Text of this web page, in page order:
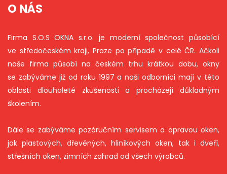
O NÁS
Firma S.O.S OKNA s.r.o. je moderní společnost působící
ve středočeském kraji, Praze po případě v celé ČR. Ačkoli
naše firma působí na českém trhu krátkou dobu, okny
se zabýváme již od roku 1997 a naši odborníci mají v této
oblasti dlouholeté zkušenosti a procházejí důkladným
školením.
Dále se zabýváme pozáručním servisem a opravou oken,
jak plastových, dřevěných, hliníkových oken, tak i dveří,
střešních oken, zimních zahrad od všech výrobců.